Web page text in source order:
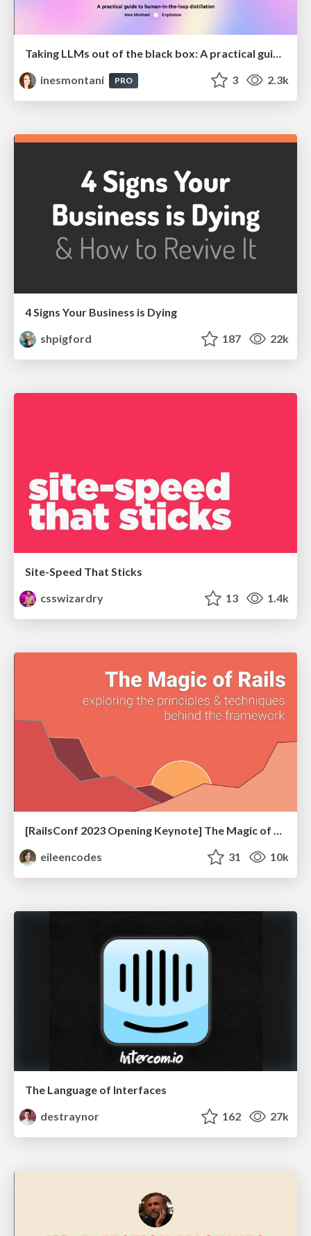
Taking LLMs out of the black box: A practical guide to human-in-the-loop distillation
inesmontani
PRO 3 2.3k
4 Signs Your Business is Dying
shpigford
187 22k
Site-Speed That Sticks
csswizardry
13 1.4k
[RailsConf 2023 Opening Keynote] The Magic of Rails
eileencodes
31 10k
The Language of Interfaces
destraynor
162 27k